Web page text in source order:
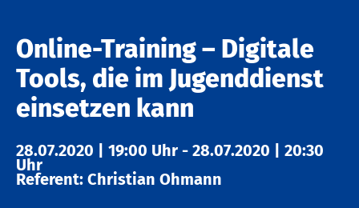
Online-Training – Digitale
Tools, die im Jugenddienst
einsetzen kann
28.07.2020 19:00 Uhr - 28.07.2020 20:30
Uhr
Referent: Christian Ohmann